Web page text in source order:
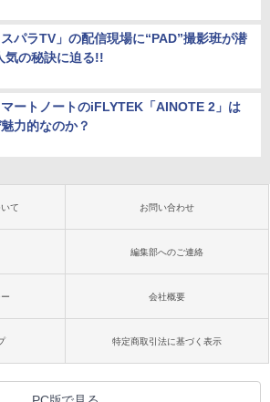
スパラTV」の配信現場に“PAD”撮影班が潜
気の秘訣に迫る!!
ートノートのiFLYTEK「AINOTE 2」は
力的なのか？
て お問い合わせ
編集部へのご連絡
会社概要
特定商取引法に基づく表示